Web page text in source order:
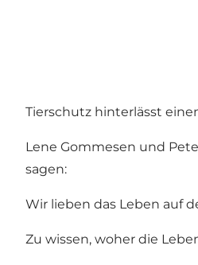
Tierschutz hinterlässt
Lene Gommesen und
sagen:
Wir lieben das Leben auf
Zu wissen, woher die